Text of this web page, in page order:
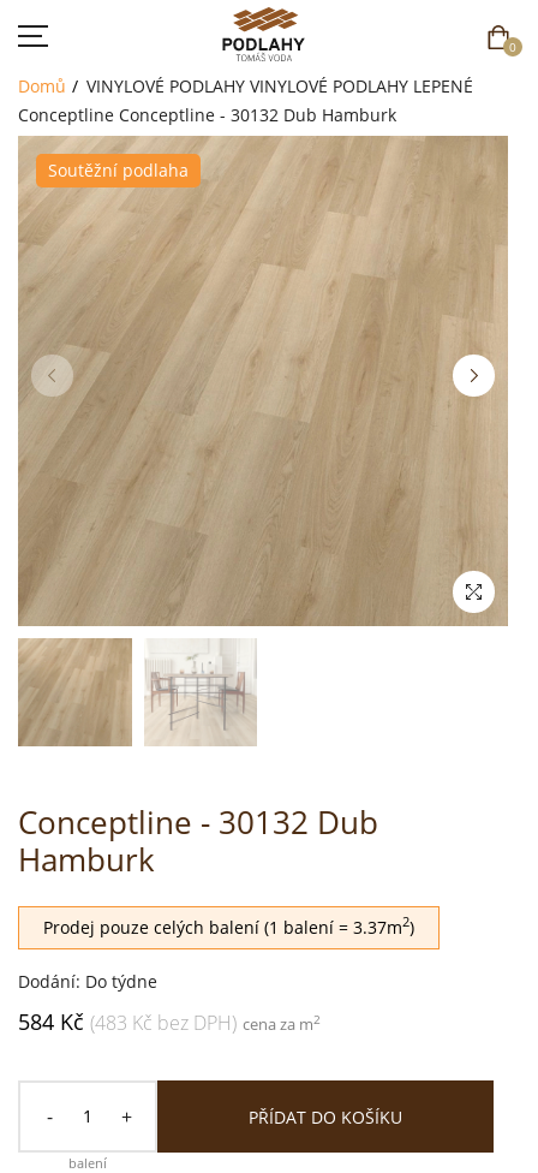
0
DOMŮ
SORTIMENT
CENÍK
REFERENCE
SOUTĚŽ
KONTAKT
Domů VINYLOVÉ PODLAHY VINYLOVÉ PODLAHY LEPENÉ
Conceptline Conceptline - 30132 Dub Hamburk
Soutěžní podlaha
Conceptline - 30132 Dub
Hamburk
Prodej pouze celých balení (1 balení = 3.37m2)
Dodání: Do týdne
584 Kč (483 Kč bez DPH) cena za m2
- +
balení
PŘÍDAT DO KOŠÍKU